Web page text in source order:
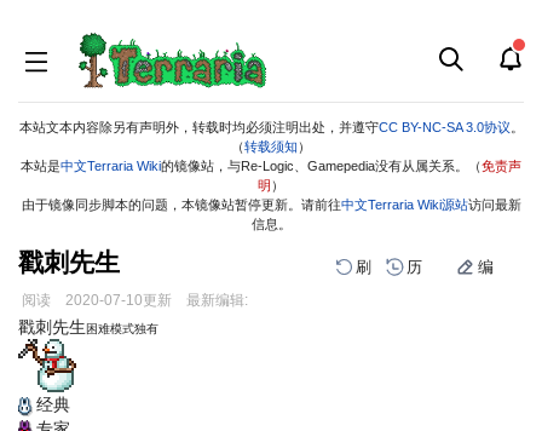
本站文本内容除另有声明外，转载时均必须注明出处，并遵守CC BY-NC-SA 3.0协议
（转载须知 ）
本站是中文Terraria Wiki的镜像站，与Re-Logic、Gamepedia没有从属关系。（免责声
明 ）
由于镜像同步脚本的问题，本镜像站暂停更新。请前往中文Terraria Wiki源站访问最新
信息。
戳刺先生 刷 历 编
阅读 2020-07-10更新 最新编辑:
跳
到
航
跳
到
索
戳刺先生困难模式独有
经典